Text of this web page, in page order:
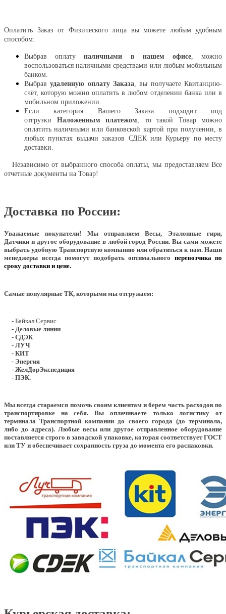
Оплатить Заказ от Физического лица вы можете любым удобным
способом:
Выбрав оплатуналичными в нашем офисе, можно
воспользоваться наличными средствами или любым мобильным
банком.
Выбравудаленную оплату Заказа , вы получаете Квитанцию-
счёт, которую можно оплатить в любом отделении банка или в
мобильном приложении.
Если категория Вашего Заказа подходит под
отгрузки Наложенным платежом , то такой Товар можно
оплатить наличными или банковской картой при получении, в
любых пунктах выдачи заказов СДЕК или Курьеру по месту
доставки.
Независимо от выбранного способа оплаты, мы предоставляем Все
отчетные документы на Товар!
Доставка по России:
Уважаемые покупатели! Мы отправляем Весы, Эталонные гири,
Датчики и другое оборудование в любой город России. Вы сами можете
выбрать удобную Транспортную компанию или обратиться к нам. Наши
менеджеры всегда помогут подобрать оптимального перевозчика по
сроку доставки и цене.
Самые популярные ТК, которыми мы отгружаем:
- Байкал Сервис
- Деловые линии
- СДЭК
- ЛУЧ
- КИТ
- Энергия
- ЖелДорЭкспедиция
- ПЭК.
Мы всегда стараемся помочь своим клиентам и берем часть расходов по
транспортировке на себя. Вы оплачиваете только логистику от
терминала Транспортной компании до своего города (до терминала,
либо до адреса). Любые весы или другое отправленное оборудование
поставляется строго в заводской упаковке, которая соответствует ГОСТ
или ТУ и обеспечивает сохранность груза до момента его распаковки.